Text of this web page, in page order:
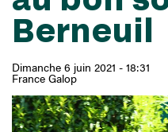
Berneuil
Dimanche 6 juin 2021 - 18:31
France Galop